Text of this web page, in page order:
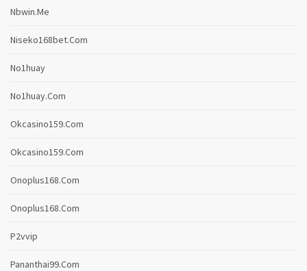
Nbwin.me
Niseko168bet.com
No1huay
No1huay.com
Okcasino159.com
Okcasino159.com
Onoplus168.com
Onoplus168.com
P2vvip
Pananthai99.com